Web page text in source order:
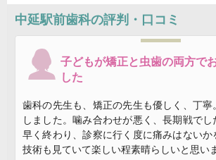
中延駅前歯科の評判・口コミ
子どもが矯正と虫歯の両方で
した
歯科の先生も、矯正の先生も優しく、丁
しました。噛み合わせが悪く、長期戦でし
早く終わり、診察に行く度に痛みはないか
技術も見ていて楽しい程素晴らしいと思い